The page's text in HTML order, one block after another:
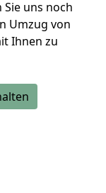
uns noch
Umzug von
Ihnen zu